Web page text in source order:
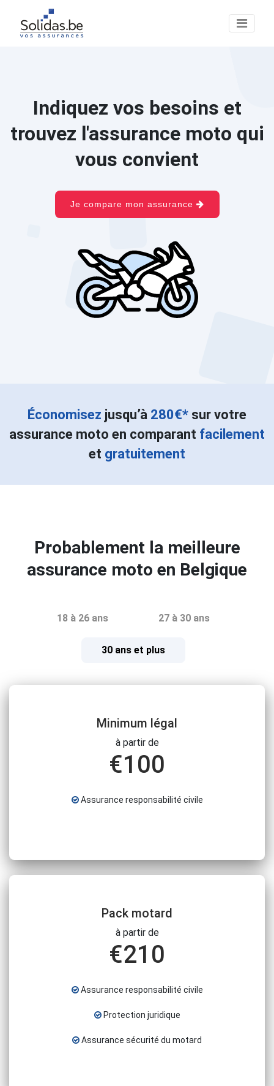
Indiquez vos besoins et
trouvez l'assurance moto qui
vous convient
Je compare mon assurance
Économisez jusqu’à 280€* sur votre
assurance moto en comparant facilement
et gratuitement
Probablement la meilleure
assurance moto en Belgique
18 à 26 ans 27 à 30 ans
30 ans et plus
Minimum légal
à partir de
€100
Assurance responsabilité civile
Pack motard
à partir de
€210
Assurance responsabilité civile
Protection juridique
Assurance sécurité du motard